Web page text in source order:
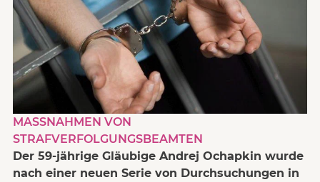
MASSNAHMEN VON S
TRAFVERFOLGUNGSBEAMTEN
Der 59-jährige Gläubige Andrej Ochapkin wurde
nach einer neuen Serie von Durchsuchungen in